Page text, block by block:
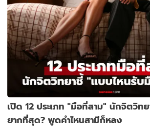
เปิด 12 ประเภท "มือที่สาม" นักจิตวิท
ยากที่สุด? พูดคำไหนสามีก็หลง